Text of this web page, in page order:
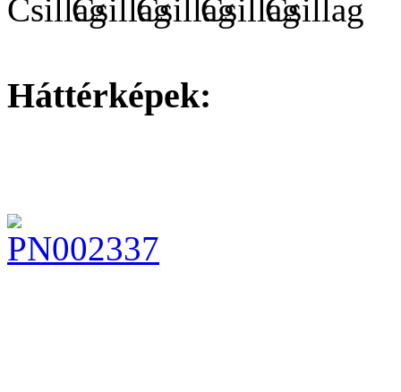
Háttérképek: